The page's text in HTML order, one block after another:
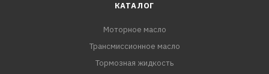
КАТАЛОГ
Моторное масло
Трансмиссионное масло
Тормозная жидкость